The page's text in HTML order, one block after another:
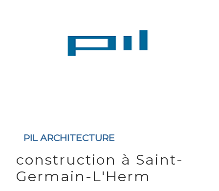
PIL ARCHITECTURE
construction à Saint-
Germain-L'Herm